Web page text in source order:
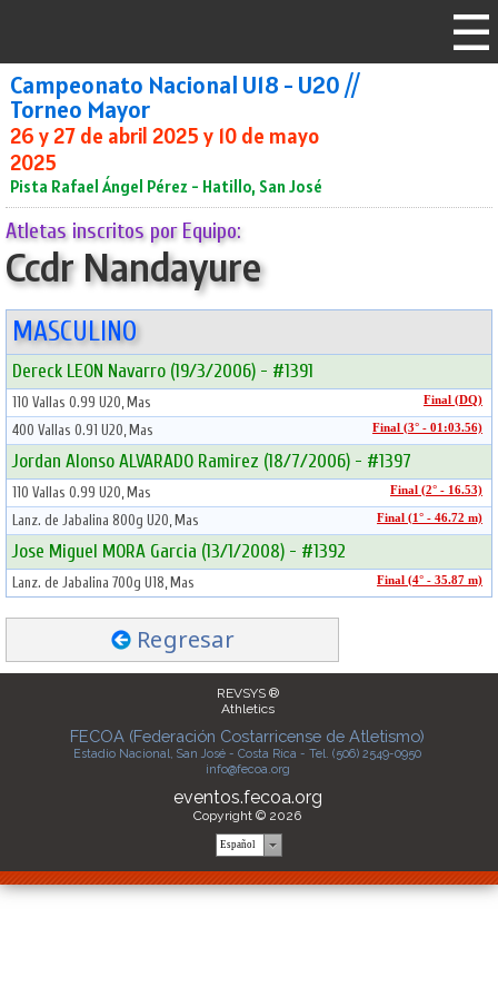
Campeonato Nacional U18 - U20 //
Torneo Mayor
26 y 27 de abril 2025 y 10 de mayo
2025
Pista Rafael Ángel Pérez - Hatillo, San José
Atletas inscritos por Equipo:
Ccdr Nandayure
MASCULINO
Dereck LEON Navarro (19/3/2006) - #1391
110 Vallas 0.99 U20, Mas Final (DQ)
400 Vallas 0.91 U20, Mas Final (3° - 01:03.56)
Jordan Alonso ALVARADO Ramirez (18/7/2006) - #1397
110 Vallas 0.99 U20, Mas Final (2° - 16.53)
Lanz. de Jabalina 800g U20, Mas Final (1° - 46.72 m)
Jose Miguel MORA Garcia (13/1/2008) - #1392
Lanz. de Jabalina 700g U18, Mas Final (4° - 35.87 m)
Regresar
REVSYS ®
Athletics
FECOA (Federación Costarricense de Atletismo)
Estadio Nacional, San José - Costa Rica - Tel. (506) 2549-0950
info@fecoa.org
eventos.fecoa.org
Copyright © 2026